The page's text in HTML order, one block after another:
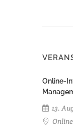
Online-
13.
Online